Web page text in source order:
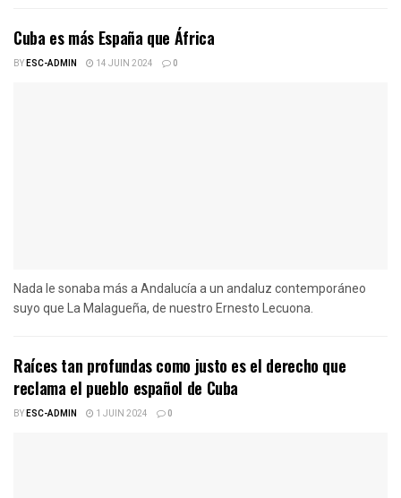
Cuba es más España que África
BYESC-ADMIN 14 JUIN 2024 0
Nada le sonaba más a Andalucía a un andaluz contemporáneo
suyo que La Malagueña, de nuestro Ernesto Lecuona.
Raíces tan profundas como justo es el derecho que
reclama el pueblo español de Cuba
BYESC-ADMIN 1 JUIN 2024 0